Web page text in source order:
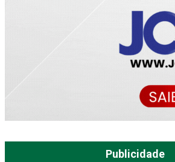
Publicidade